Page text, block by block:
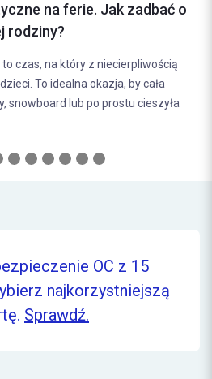
zadbać o
by cała
cieszyła
pewne ryzyko.
zepsuć...
OC z 15
najkorzystniejszą
Sprawdź.